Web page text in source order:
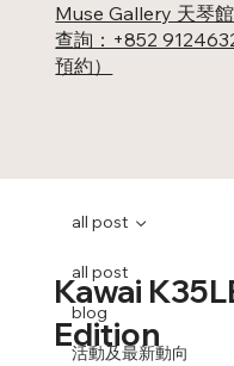
Muse Gallery 天琴
查詢：+852
預約）
all post
blog
活動及最新動向
all post
Kawai
Edition